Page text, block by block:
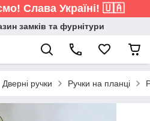
Слава Україні! 🇺🇦
замків та фурнітури
Дверні ручки Ручки на планці